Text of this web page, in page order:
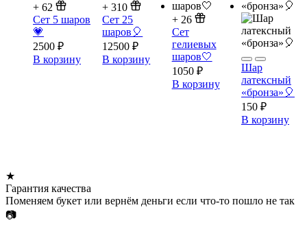
+ 62
Сет 5 шаров
💗
2500 ₽
В корзину
+ 310
Сет 25
шаров🎈
12500₽
В корзину
+ 26
Сет
гелиевых
шаров🤍
1050 ₽
В корзину
Шар
латексный
«бронза»🎈
150 ₽
В корзину
★
Гарантия качества
Поменяем букет или вернём деньги если что-то пошло не так
📷